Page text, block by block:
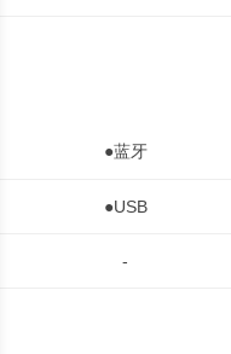
●蓝牙
●USB
-